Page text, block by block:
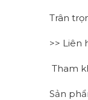
Trân
>> Liên
Tham
Sản